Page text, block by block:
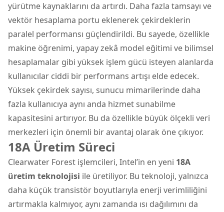
yürütme kaynaklarını da artırdı. Daha fazla tamsayı ve
vektör hesaplama portu eklenerek çekirdeklerin
paralel performansı güçlendirildi. Bu sayede, özellikle
makine öğrenimi, yapay zekâ model eğitimi ve bilimsel
hesaplamalar gibi yüksek işlem gücü isteyen alanlarda
kullanıcılar ciddi bir performans artışı elde edecek.
Yüksek çekirdek sayısı, sunucu mimarilerinde daha
fazla kullanıcıya aynı anda hizmet sunabilme
kapasitesini artırıyor. Bu da özellikle büyük ölçekli veri
merkezleri için önemli bir avantaj olarak öne çıkıyor.
18A Üretim Süreci
Clearwater Forest işlemcileri, Intel’in en yeni 18A
üretim teknolojisi ile üretiliyor. Bu teknoloji, yalnızca
daha küçük transistör boyutlarıyla enerji verimliliğini
artırmakla kalmıyor, aynı zamanda ısı dağılımını da